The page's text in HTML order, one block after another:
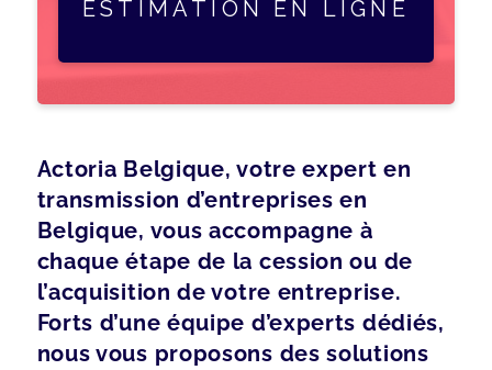
ESTIMATION EN LIGNE
Actoria Belgique, votre expert en
transmission d’entreprises en
Belgique, vous accompagne à
chaque étape de la cession ou de
l’acquisition de votre entreprise.
Forts d’une équipe d’experts dédiés,
nous vous proposons des solutions